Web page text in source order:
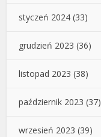
styczeń 2024 (33)
grudzień 2023 (36)
listopad 2023 (38)
październik 2023 (37)
wrzesień 2023 (39)